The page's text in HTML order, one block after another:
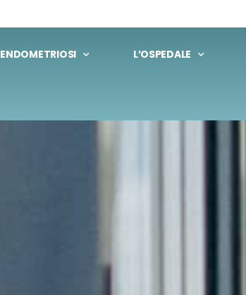
ENDOMETRIOSI L’OSPEDALE